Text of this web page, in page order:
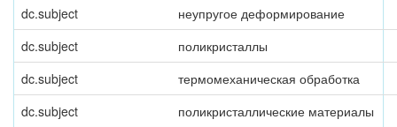
dc.subject
неупругое деформирование
dc.subject
поликристаллы
dc.subject
термомеханическая обработка
dc.subject
поликристаллические материалы